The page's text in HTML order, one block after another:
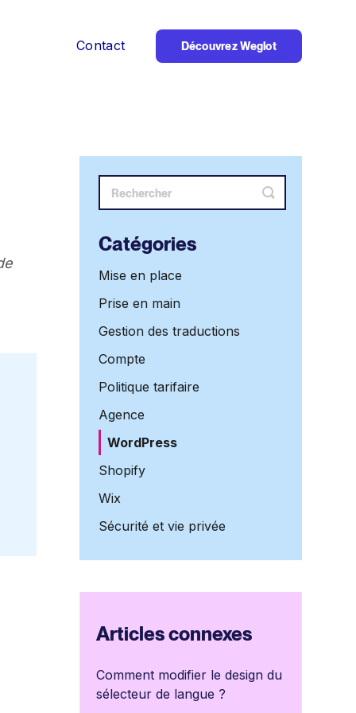
Contact Découvrez Weglot
Bouton
de
Catégories
Mise en place
Prise en main
Gestion des traductions
Compte
Politique tarifaire
Agence
WordPress
Shopify
Wix
Sécurité et vie privée
Articles connexes
Comment modifier le design du
sélecteur de langue ?